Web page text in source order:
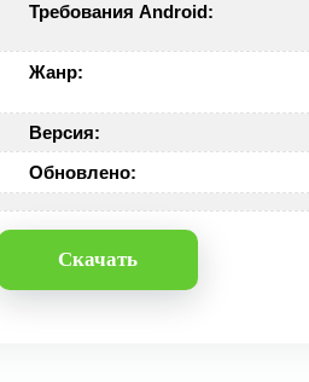
Требования Android:
Жанр:
Версия:
Обновлено:
Скачать